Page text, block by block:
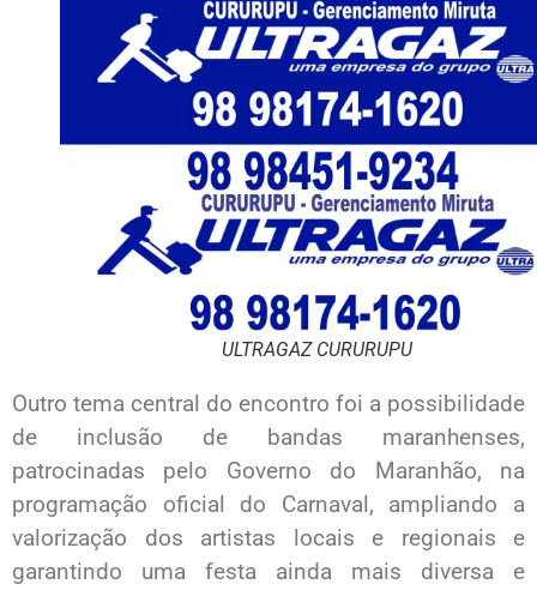
ULTRAGAZ CURURUPU
Outro tema central do encontro foi a possibilidade
de inclusão de bandas maranhenses,
patrocinadas pelo Governo do Maranhão, na
programação oficial do Carnaval, ampliando a
valorização dos artistas locais e regionais e
garantindo uma festa ainda mais diversa e